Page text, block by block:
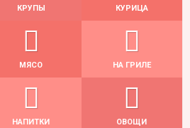
КРУПЫ КУРИЦА
МЯСО НА ГРИЛЕ
НАПИТКИ ОВОЩИ